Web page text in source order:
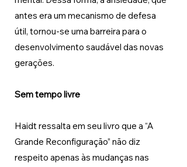
antes era um mecanismo de defesa
útil, tornou-se uma barreira para o
desenvolvimento saudável das novas
gerações.
Sem tempo livre
Haidt ressalta em seu livro que a “A
Grande Reconfiguração” não diz
respeito apenas às mudanças nas